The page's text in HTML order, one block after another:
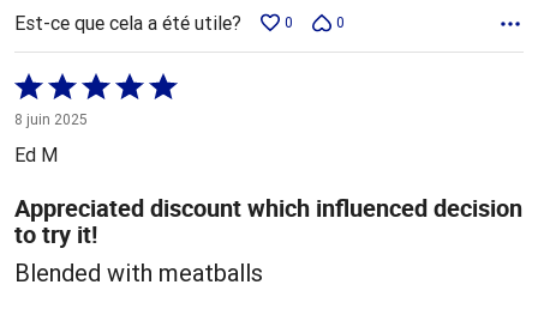
Est-ce que cela a été utile? 0 0
Coté
5 sur
5
8 juin 2025
Ed M
Appreciated discount which influenced decision
to try it!
Blended with meatballs